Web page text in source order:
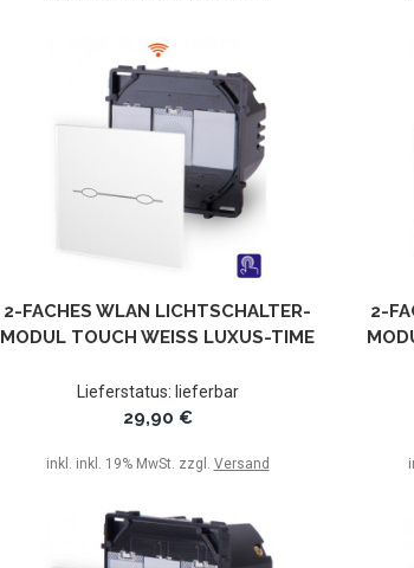
2-FACHES WLAN LICHTSCHALTER-
MODUL TOUCH WEISS LUXUS-TIME
Lieferstatus: lieferbar
29,90 €
inkl. inkl. 19% MwSt. zzgl. Versand
2-